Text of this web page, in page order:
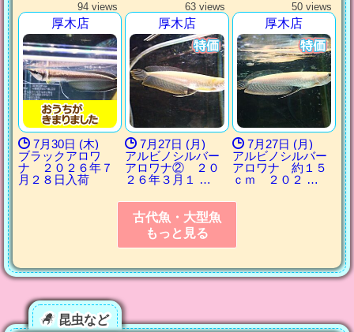
94 views
厚木店
7月30日 (木)
ブラックアロワ
ナ ２０２６年７
月２８日入荷
63 views
厚木店
7月27日 (月)
アルビノシルバー
アロワナ② ２０
２６年３月１ …
50 views
厚木店
7月27日 (月)
アルビノシルバー
アロワナ 約１５
ｃｍ ２０２ …
古代魚・大型魚
もっと見る
昆虫など